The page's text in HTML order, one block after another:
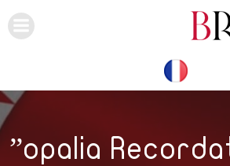
شركة “opalia Recordati”